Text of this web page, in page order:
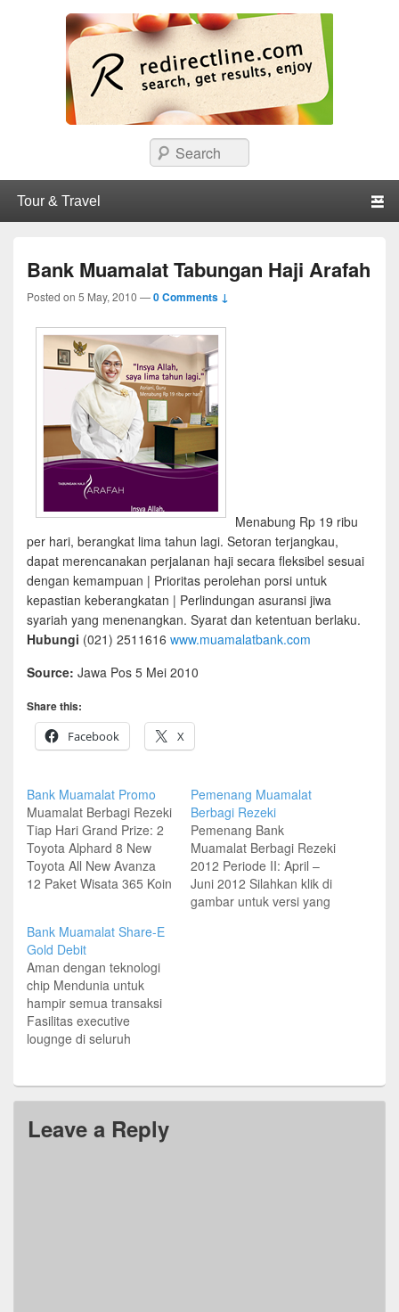
Surabaya.
Search
Bank Muamalat Tabungan Haji Arafah
Posted on 5 May, 2010 —0 Comments ↓
Menabung Rp 19 ribu
per hari, berangkat lima tahun lagi. Setoran terjangkau,
dapat merencanakan perjalanan haji secara fleksibel sesuai
dengan kemampuan | Prioritas perolehan porsi untuk
kepastian keberangkatan | Perlindungan asuransi jiwa
syariah yang menenangkan. Syarat dan ketentuan berlaku.
Hubungi (021) 2511616 www.muamalatbank.com
Source: Jawa Pos 5 Mei 2010
Share this:
Facebook
X
Bank Muamalat Promo
Muamalat Berbagi Rezeki
Tiap Hari Grand Prize: 2
Toyota Alphard 8 New
Toyota All New Avanza
12 Paket Wisata 365 Koin
Tabungan Umroh 22
Motor Honda Spacy
Syarat dan Ketentuan
Berlaku Pajak hadiah
ditanggung Bank
Muamalat Source: Jawa
Pos
Pemenang Muamalat
Berbagi Rezeki
Pemenang Bank
Muamalat Berbagi Rezeki
2012 Periode II: April –
Juni 2012 Silahkan klik di
gambar untuk versi yang
Bank Muamalat Share-E
Gold Debit
Aman dengan teknologi
chip Mendunia untuk
hampir semua transaksi
Fasilitas executive
lougnge di seluruh
tanpa PIN Hubungi
www.muamalatbank.com
Leave a Reply